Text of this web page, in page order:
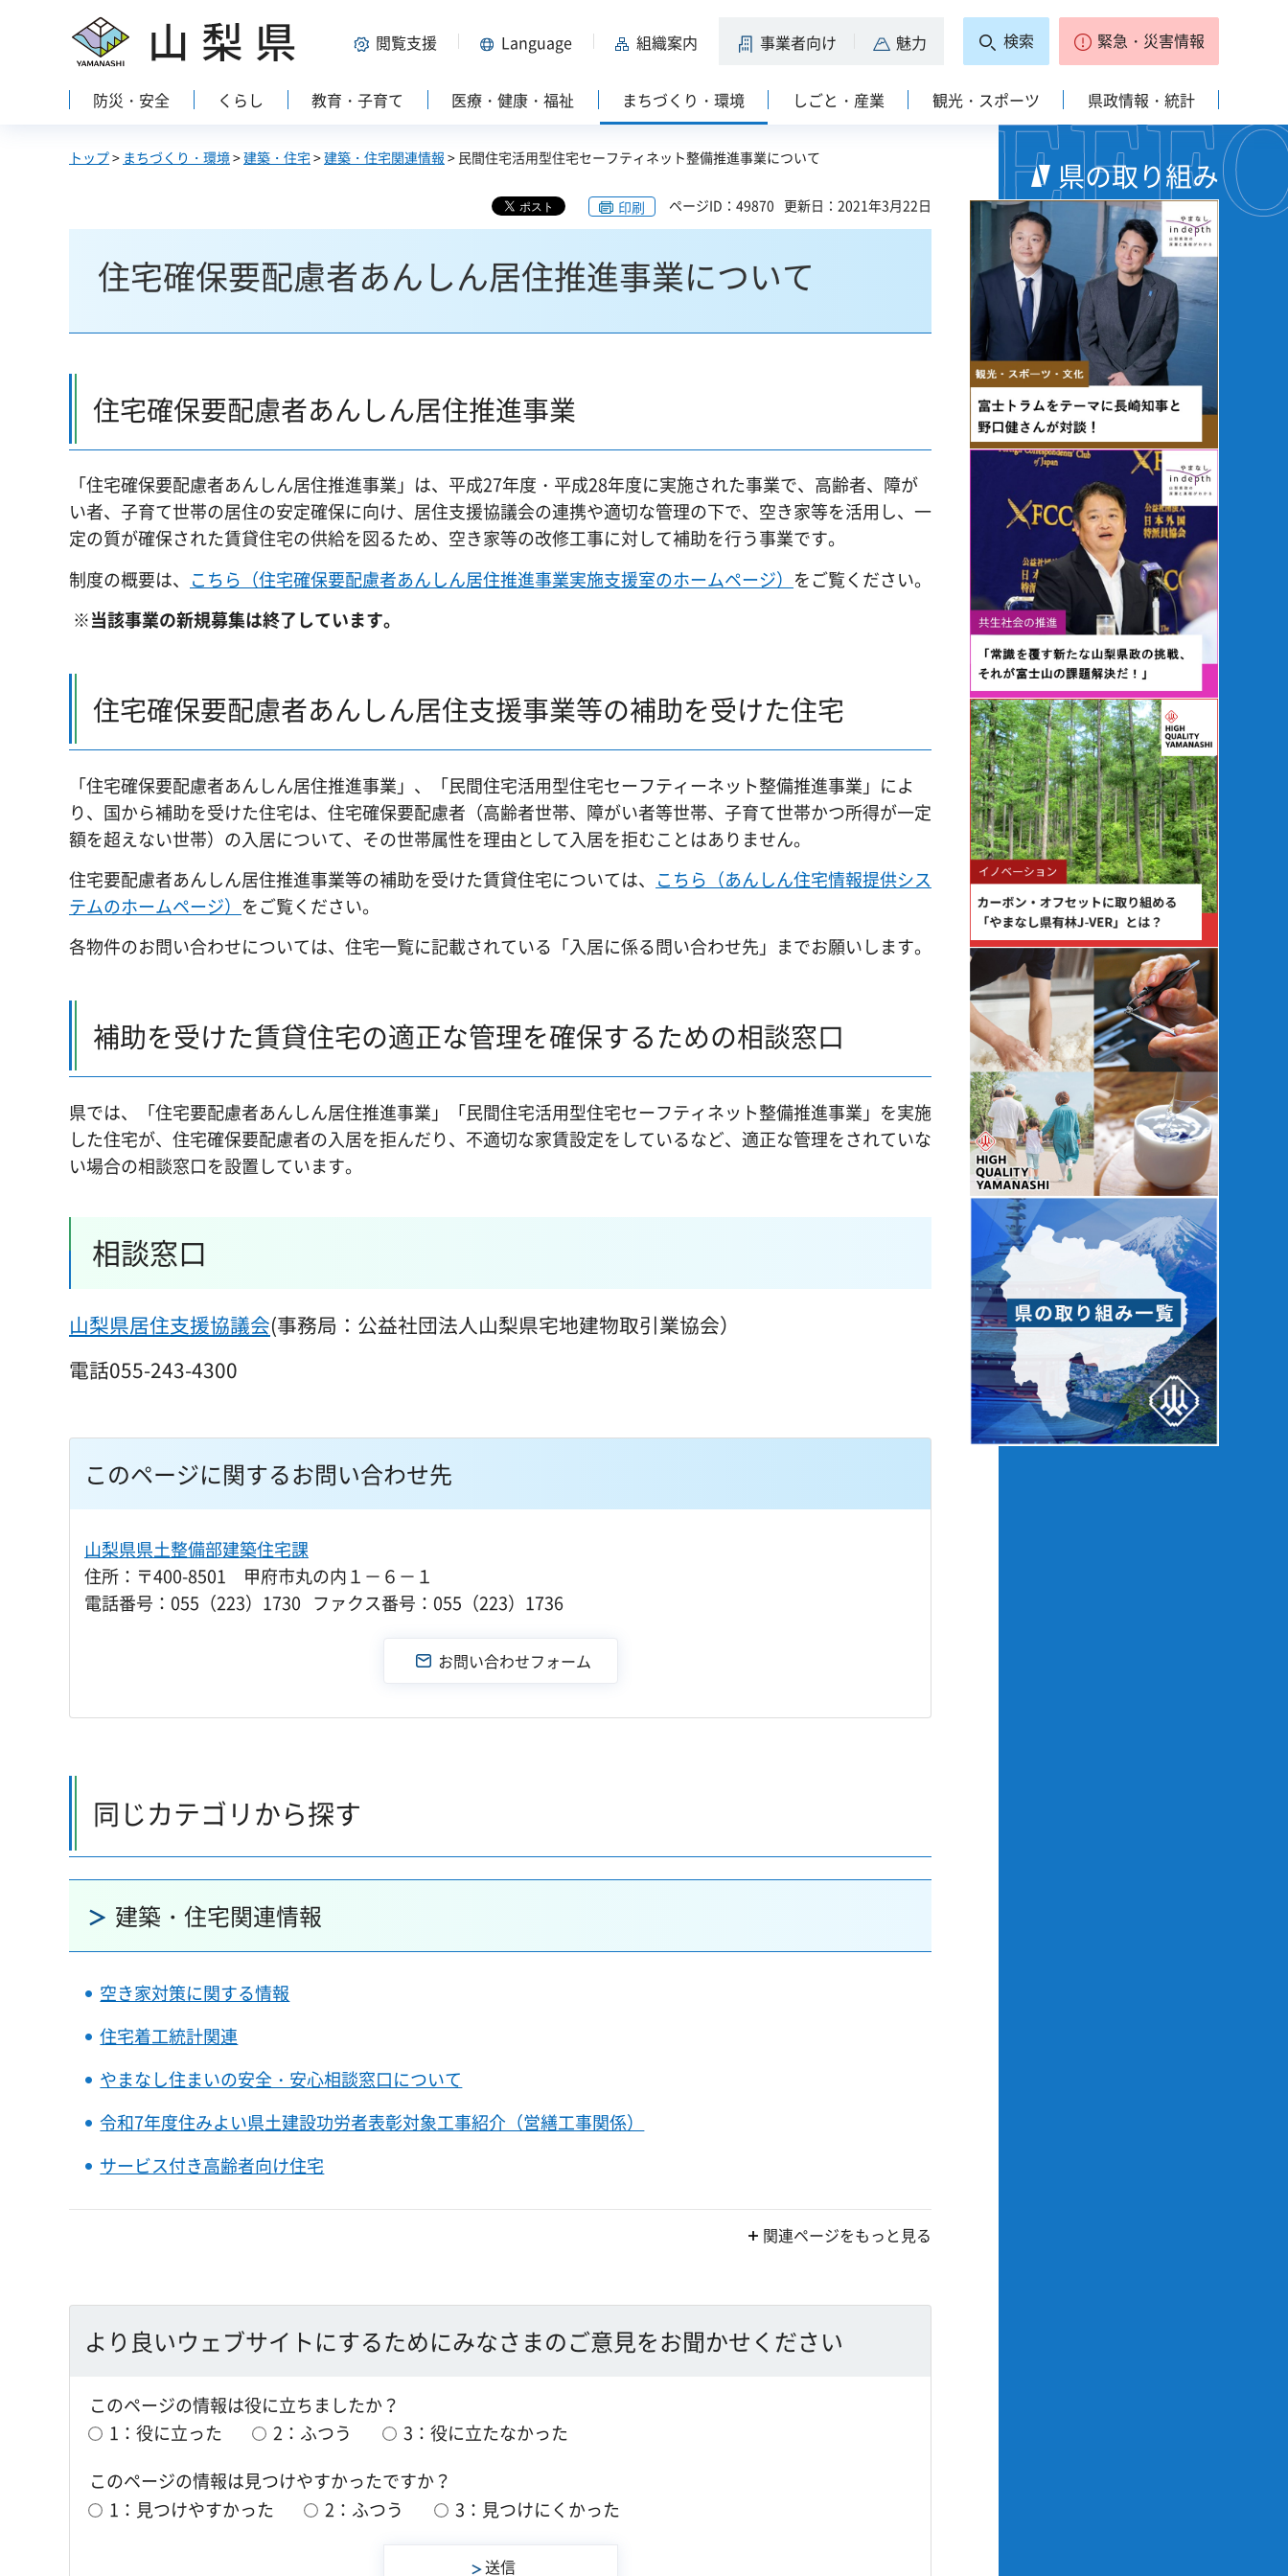
山梨県 閲覧支援 Language 組織案内 事業者向け 魅力 検索 緊急・災害情報
防災・安全 くらし 教育・子育て 医療・健康・福祉 まちづくり・環境 しごと・産業 観光・スポーツ 県政情報・統計
トップ> まちづくり・環境>建築・住宅 >建築・住宅関連情報 > 民間住宅活用型住宅セーフティネット整備推進事業について
印刷 ページID：49870 更新日：2021年3月22日
住宅確保要配慮者あんしん居住推進事業について
住宅確保要配慮者あんしん居住推進事業
「住宅確保要配慮者あんしん居住推進事業」は、平成27年度・平成28年度に実施された事業で、高齢者、障が
い者、子育て世帯の居住の安定確保に向け、居住支援協議会の連携や適切な管理の下で、空き家等を活用し、一
定の質が確保された賃貸住宅の供給を図るため、空き家等の改修工事に対して補助を行う事業です。
制度の概要は、 こちら（住宅確保要配慮者あんしん居住推進事業実施支援室のホームページ） をご覧ください。
※当該事業の新規募集は終了しています。
住宅確保要配慮者あんしん居住支援事業等の補助を受けた住宅
「住宅確保要配慮者あんしん居住推進事業」、「民間住宅活用型住宅セーフティーネット整備推進事業」によ
り、国から補助を受けた住宅は、住宅確保要配慮者（高齢者世帯、障がい者等世帯、子育て世帯かつ所得が一定
額を超えない世帯）の入居について、その世帯属性を理由として入居を拒むことはありません。
住宅要配慮者あんしん居住推進事業等の補助を受けた賃貸住宅については、 こちら（あんしん住宅情報提供シス
テムのホームページ） をご覧ください。
各物件のお問い合わせについては、住宅一覧に記載されている「入居に係る問い合わせ先」までお願いします。
補助を受けた賃貸住宅の適正な管理を確保するための相談窓口
県では、「住宅要配慮者あんしん居住推進事業」「民間住宅活用型住宅セーフティネット整備推進事業」を実施
した住宅が、住宅確保要配慮者の入居を拒んだり、不適切な家賃設定をしているなど、適正な管理をされていな
い場合の相談窓口を設置しています。
相談窓口
山梨県居住支援協議会(事務局：公益社団法人山梨県宅地建物取引業協会）
電話055-243-4300
このページに関するお問い合わせ先
山梨県県土整備部建築住宅課
住所：〒400-8501 甲府市丸の内１－６－１
電話番号：055（223）1730 ファクス番号：055（223）1736
同じカテゴリから探す
建築・住宅関連情報
空き家対策に関する情報
住宅着工統計関連
やまなし住まいの安全・安心相談窓口について
令和7年度住みよい県土建設功労者表彰対象工事紹介（営繕工事関係）
サービス付き高齢者向け住宅
関連ページをもっと見る
より良いウェブサイトにするためにみなさまのご意見をお聞かせください
このページの情報は役に立ちましたか？
1：役に立った
2：ふつう
3：役に立たなかった
このページの情報は見つけやすかったですか？
1：見つけやすかった
2：ふつう 3：見つけにくかった
県の取り組み